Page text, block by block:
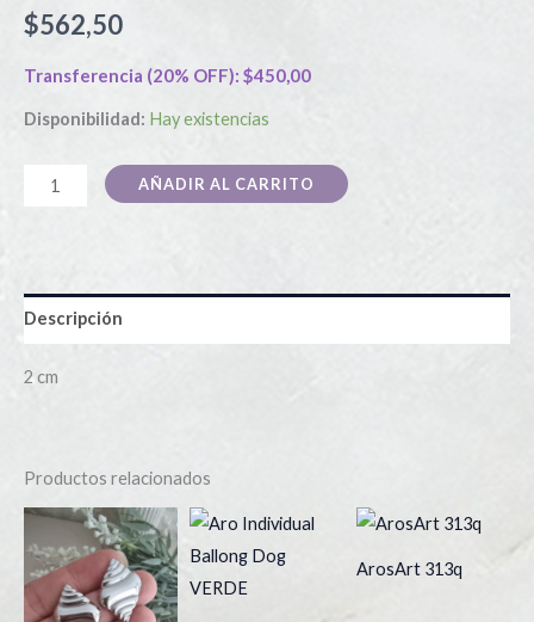
$562,50
Transferencia (20% OFF): $450,00
Disponibilidad: Hay existencias
AÑADIR AL CARRITO
Descripción
2 cm
Productos relacionados
ArosArt 313q